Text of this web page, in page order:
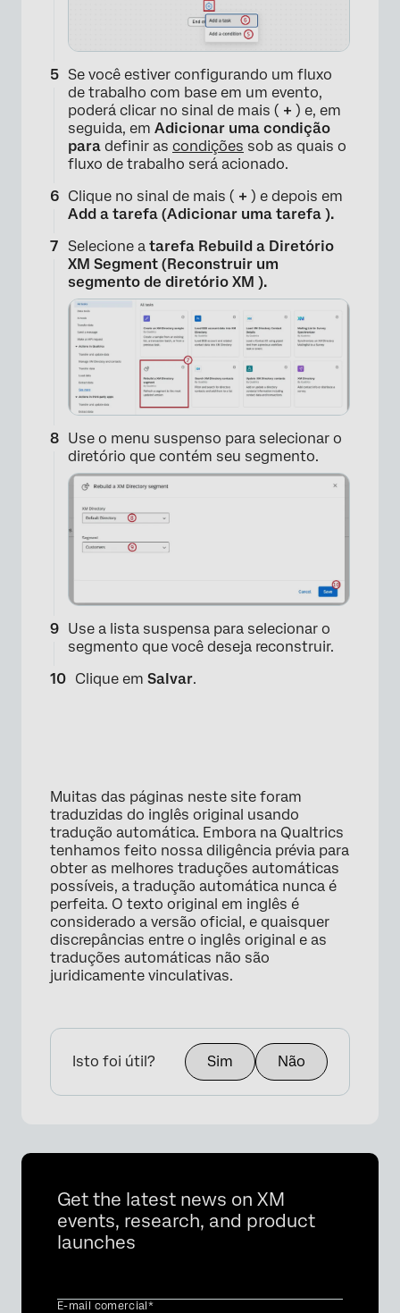
×
Se você estiver configurando um fluxo
de trabalho com base em um evento,
poderá clicar no sinal de mais ( + ) e, em
seguida, em Adicionar uma condição
para definir as condições sob as quais o
fluxo de trabalho será acionado.
Clique no sinal de mais ( + ) e depois em
Add a tarefa (Adicionar uma tarefa ).
Selecione a tarefa Rebuild a Diretório
XM Segment (Reconstruir um
segmento de diretório XM ).
Use o menu suspenso para selecionar o
diretório que contém seu segmento.
×
Use a lista suspensa para selecionar o
segmento que você deseja reconstruir.
Clique em Salvar.
Muitas das páginas neste site foram
traduzidas do inglês original usando
tradução automática. Embora na Qualtrics
tenhamos feito nossa diligência prévia para
obter as melhores traduções automáticas
possíveis, a tradução automática nunca é
perfeita. O texto original em inglês é
considerado a versão oficial, e quaisquer
discrepâncias entre o inglês original e as
traduções automáticas não são
juridicamente vinculativas.
Isto foi útil? Sim Não
Get the latest news on XM
events, research, and product
launches
E-mail comercial*